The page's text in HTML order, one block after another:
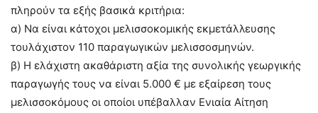
πληρούν τα εξής βασικά κριτήρια:
α) Να είναι κάτοχοι µελισσοκοµικής εκµετάλλευσης
τουλάχιστον 110 παραγωγικών µελισσοσµηνών.
β) Η ελάχιστη ακαθάριστη αξία της συνολικής γεωργικής
παραγωγής τους να είναι 5.000 € µε εξαίρεση τους
µελισσοκόµους οι οποίοι υπέβαλλαν Ενιαία Αίτηση